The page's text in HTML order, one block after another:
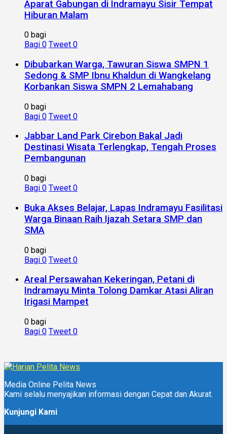
Aparat Gabungan di Indramayu Sisir Tempat
Hiburan Malam
0 bagi
Bagi 0 Tweet 0
Dibubarkan Warga, Tawuran Siswa SMPN 1
Sedong & SMP Ibnu Khaldun di Wangkelang
Korbankan Siswa SMPN 2 Lemahabang
0 bagi
Bagi 0 Tweet 0
Jabbar Land Park Cirebon Bakal Jadi
Destinasi Wisata Terlengkap, Tengah Proses
Pembangunan
0 bagi
Bagi 0 Tweet 0
Buka Akses Belajar, Lapas Indramayu Fasilitasi
Warga Binaan Raih Ijazah Setara SMP dan
SMA
0 bagi
Bagi 0 Tweet 0
Areal Persawahan Kekeringan, Petani di
Indramayu Minta Tolong Damkar Atasi Aliran
Irigasi Mampet
0 bagi
Bagi 0 Tweet 0
Media Online Pelita News
Kami selalu menyajikan informasi dengan Cepat dan Akurat.
Kunjungi Kami